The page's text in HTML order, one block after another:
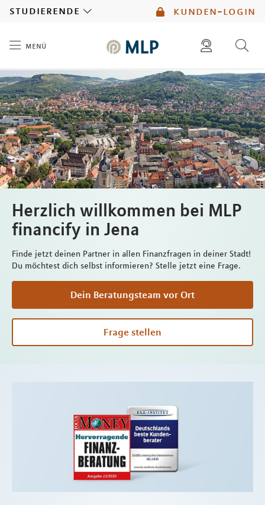
kunden-login
studierende
menü
diese website durchsuchen
mlp berater finden
Inhalt
Herzlich willkommen bei MLP
financify in Jena
Finde jetzt deinen Partner in allen Finanzfragen in deiner Stadt!
Du möchtest dich selbst informieren? Stelle jetzt eine Frage.
Dein Beratungsteam vor Ort
Frage stellen